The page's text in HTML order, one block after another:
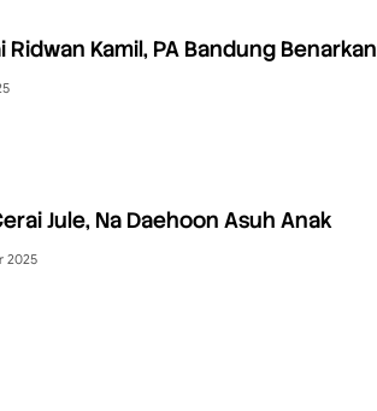
Kamil, PA Bandung Benarkan
Jule, Na Daehoon Asuh Anak
2025